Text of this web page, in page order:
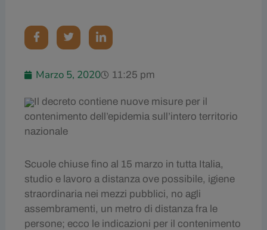
Marzo 5, 2020 11:25 pm
Il decreto contiene nuove misure per il
contenimento dell’epidemia sull’intero territorio
nazionale
Scuole chiuse fino al 15 marzo in tutta Italia,
studio e lavoro a distanza ove possibile, igiene
straordinaria nei mezzi pubblici, no agli
assembramenti, un metro di distanza fra le
persone; ecco le indicazioni per il contenimento